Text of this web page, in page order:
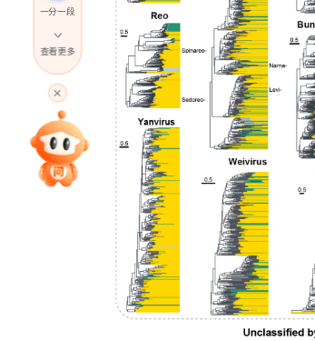
一分一段
高考直播
专家指导课
查看更多